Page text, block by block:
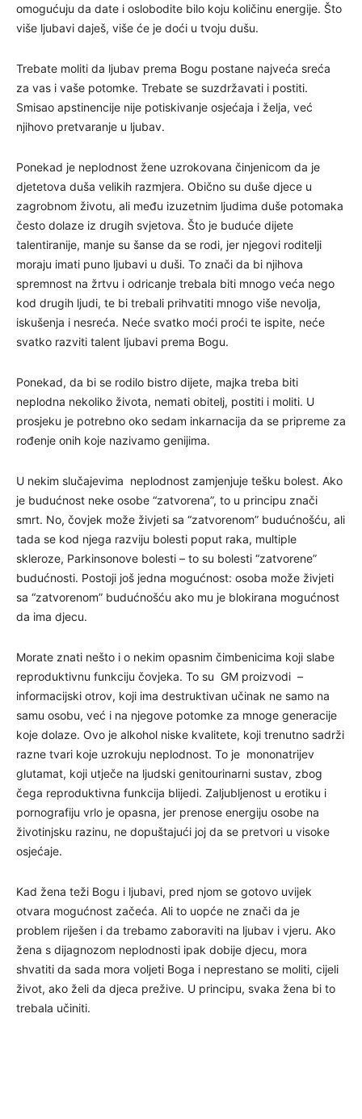
omogućuju da date i oslobodite bilo koju količinu energije. Što
više ljubavi daješ, više će je doći u tvoju dušu.
Trebate moliti da ljubav prema Bogu postane najveća sreća
za vas i vaše potomke. Trebate se suzdržavati i postiti.
Smisao apstinencije nije potiskivanje osjećaja i želja, već
njihovo pretvaranje u ljubav.
Ponekad je neplodnost žene uzrokovana činjenicom da je
djetetova duša velikih razmjera. Obično su duše djece u
zagrobnom životu, ali među izuzetnim ljudima duše potomaka
često dolaze iz drugih svjetova. Što je buduće dijete
talentiranije, manje su šanse da se rodi, jer njegovi roditelji
moraju imati puno ljubavi u duši. To znači da bi njihova
spremnost na žrtvu i odricanje trebala biti mnogo veća nego
kod drugih ljudi, te bi trebali prihvatiti mnogo više nevolja,
iskušenja i nesreća. Neće svatko moći proći te ispite, neće
svatko razviti talent ljubavi prema Bogu.
Ponekad, da bi se rodilo bistro dijete, majka treba biti
neplodna nekoliko života, nemati obitelj, postiti i moliti. U
prosjeku je potrebno oko sedam inkarnacija da se pripreme za
rođenje onih koje nazivamo genijima.
U nekim slučajevima neplodnost zamjenjuje tešku bolest. Ako
je budućnost neke osobe “zatvorena”, to u principu znači
smrt. No, čovjek može živjeti sa “zatvorenom” budućnošću, ali
tada se kod njega razviju bolesti poput raka, multiple
skleroze, Parkinsonove bolesti – to su bolesti “zatvorene”
budućnosti. Postoji još jedna mogućnost: osoba može živjeti
sa “zatvorenom” budućnošću ako mu je blokirana mogućnost
da ima djecu.
Morate znati nešto i o nekim opasnim čimbenicima koji slabe
reproduktivnu funkciju čovjeka. To su GM proizvodi –
informacijski otrov, koji ima destruktivan učinak ne samo na
samu osobu, već i na njegove potomke za mnoge generacije
koje dolaze. Ovo je alkohol niske kvalitete, koji trenutno sadrži
razne tvari koje uzrokuju neplodnost. To je mononatrijev
glutamat, koji utječe na ljudski genitourinarni sustav, zbog
čega reproduktivna funkcija blijedi. Zaljubljenost u erotiku i
pornografiju vrlo je opasna, jer prenose energiju osobe na
životinjsku razinu, ne dopuštajući joj da se pretvori u visoke
osjećaje.
Kad žena teži Bogu i ljubavi, pred njom se gotovo uvijek
otvara mogućnost začeća. Ali to uopće ne znači da je
problem riješen i da trebamo zaboraviti na ljubav i vjeru. Ako
žena s dijagnozom neplodnosti ipak dobije djecu, mora
shvatiti da sada mora voljeti Boga i neprestano se moliti, cijeli
život, ako želi da djeca prežive. U principu, svaka žena bi to
trebala učiniti.